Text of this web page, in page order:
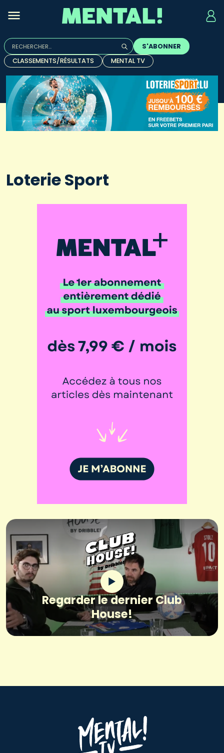
Rechercher :
Quand les résultats de l'auto-complétion sont
S'ABONNER
CLASSEMENTS/RÉSULTATS
MENTAL TV
Loterie Sport
Regarder le dernier Club
House!